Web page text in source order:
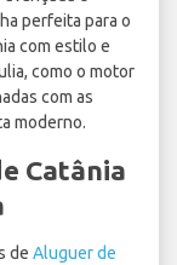
perfeita para o
com estilo e
como o motor
com as
moderno.
Catânia
de Aluguer de